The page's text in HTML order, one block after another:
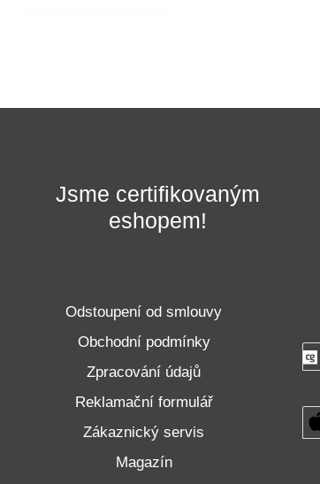
Jsme certifikovaným
eshopem!
Odstoupení od smlouvy
Obchodní podmínky
Zpracování údajů
Reklamační formulář
Zákaznický servis
Magazín